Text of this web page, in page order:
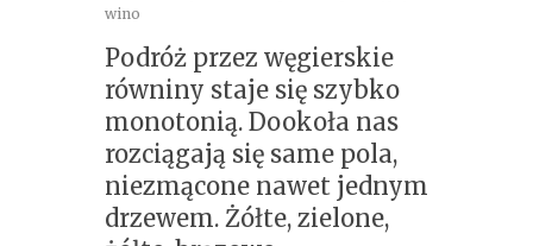
wino
Podróż przez węgierskie
równiny staje się szybko
monotonią. Dookoła nas
rozciągają się same pola,
niezmącone nawet jednym
drzewem. Żółte, zielone,